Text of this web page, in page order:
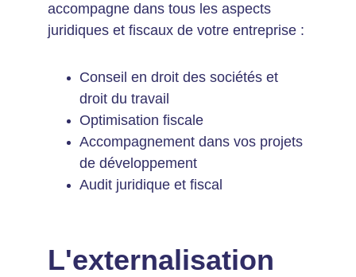
accompagne dans tous les aspects
juridiques et fiscaux de votre entreprise :
Conseil en droit des sociétés et
droit du travail
Optimisation fiscale
Accompagnement dans vos projets
de développement
Audit juridique et fiscal
L'externalisation